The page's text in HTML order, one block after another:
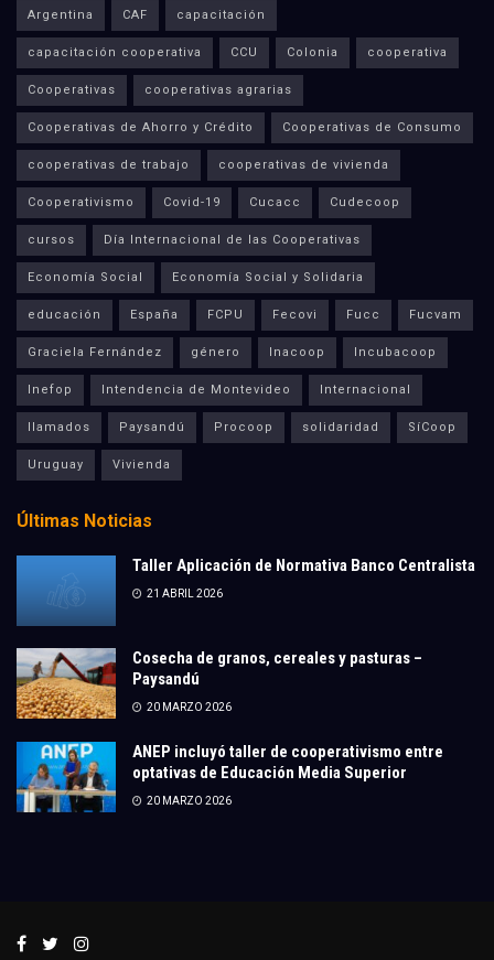
Argentina CAF capacitación
capacitación cooperativa CCU Colonia cooperativa
Cooperativas cooperativas agrarias
Cooperativas de Ahorro y Crédito Cooperativas de Consumo
cooperativas de trabajo cooperativas de vivienda
Cooperativismo Covid-19 Cucacc Cudecoop
cursos Día Internacional de las Cooperativas
Economía Social Economía Social y Solidaria
educación España FCPU Fecovi Fucc Fucvam
Graciela Fernández género Inacoop Incubacoop
Inefop Intendencia de Montevideo Internacional
llamados Paysandú Procoop solidaridad SíCoop
Uruguay Vivienda
Últimas Noticias
Taller Aplicación de Normativa Banco Centralista
21 ABRIL 2026
Cosecha de granos, cereales y pasturas –
Paysandú
20 MARZO 2026
ANEP incluyó taller de cooperativismo entre
optativas de Educación Media Superior
20 MARZO 2026